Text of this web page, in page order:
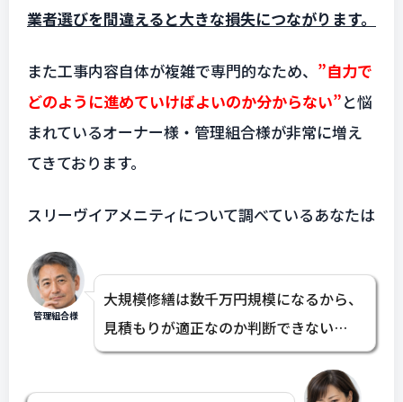
業者選びを間違えると大きな損失につながります。
また工事内容自体が複雑で専門的なため、 ”自力で
どのように進めていけばよいのか分からない”と悩
まれているオーナー様・管理組合様が非常に増え
てきております。
スリーヴイアメニティについて調べているあなたは
管理組合様
大規模修繕は数千万円規模になるから、
見積もりが適正なのか判断できない…